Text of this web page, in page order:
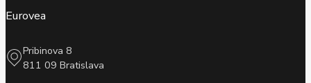
Eurovea
Pribinova 8
811 09 Bratislava